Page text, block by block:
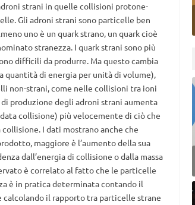
strani in quelle collisioni protone-
Gli adroni strani sono particelle ben
uno è un quark strano, un quark cioè
stranezza. I quark strani sono più
difficili da produrre. Ma questo cambia
quantità di energia per unità di volume),
non-strani, come nelle collisioni tra ioni
produzione degli adroni strani aumenta
collisione) più velocemente di ciò che
I dati mostrano anche che
maggiore è l’aumento della sua
dall’energia di collisione o dalla massa
è correlato al fatto che le particelle
è in pratica determinata contando il
il rapporto tra particelle strane